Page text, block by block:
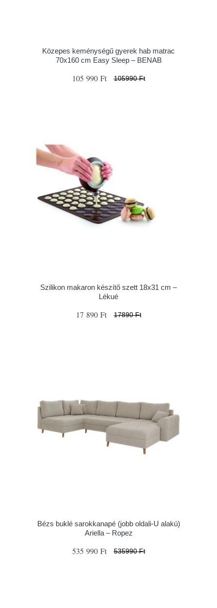
Közepes keménységű gyerek hab matrac
70x160 cm Easy Sleep – BENAB
105 990 Ft 105990 Ft
Szilikon makaron készítő szett 18x31 cm –
Lékué
17 890 Ft 17890 Ft
Bézs buklé sarokkanapé (jobb oldali-U alakú)
Ariella – Ropez
535 990 Ft 535990 Ft